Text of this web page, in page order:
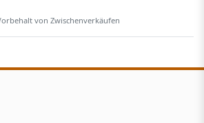
von Zwischenverkäufen